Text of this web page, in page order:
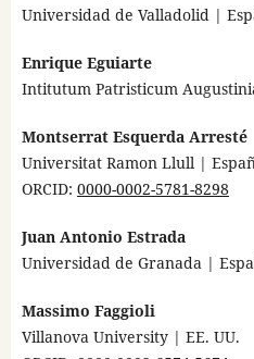
Universidad de Valladolid |
Enrique Eguiarte
Intitutum Patristicum
Montserrat Esquerda Arresté
Universitat Ramon Llull |
ORCID: 0000-0002-5781-8298
Juan Antonio Estrada
Universidad de Granada |
Massimo Faggioli
Villanova University | EE. UU.